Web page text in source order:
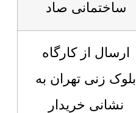
ساختمانی صاد
ارسال از کارگاه
بلوک زنی تهران به
نشانی خریدار